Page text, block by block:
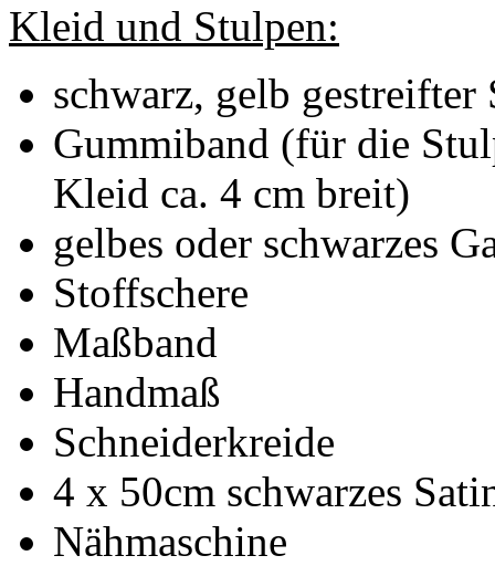
Kleid und Stulpen:
schwarz, gelb gestreifter
Gummiband (für die
Kleid ca. 4 cm breit)
gelbes oder schwarzes
Stoffschere
Maßband
Handmaß
Schneiderkreide
4 x 50cm schwarzes
Nähmaschine